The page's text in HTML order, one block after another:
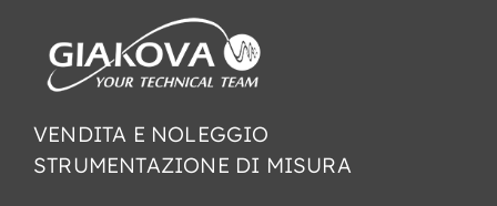
VENDITA E NOLEGGIO
STRUMENTAZIONE DI MISURA